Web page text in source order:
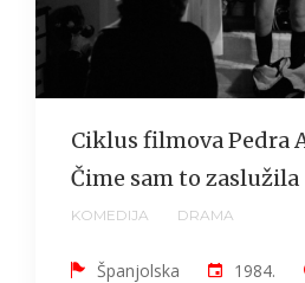
Ciklus filmova Pedra
Čime sam to zaslužila
KOMEDIJA DRAMA
Španjolska 1984.